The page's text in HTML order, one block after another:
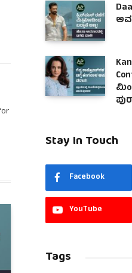
Stay In Touch
Facebook
YouTube
Tags